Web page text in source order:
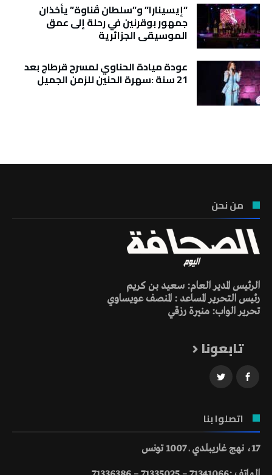
“إيسينارا” و”سلطان ڤناوة” يأخذان
جمهور بوقرنين في رحلة إلى عمق
الموسيقى الجزائرية
عودة ميادة الحناوي لمسرح قرطاج بعد
21 سنة :سهرة الحنين للزمن الجميل
من نحن
الرئيس المدير العام: سعيد بن كريم
رئيس التحرير المساعد : المنصف عويساوي
تحرير الواب: منيرة رزقي
تابعونا
اتصلوا بنا
17، نهج غاريبلدي ـ 1007 تونس